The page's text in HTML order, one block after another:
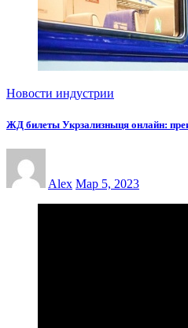
Новости индустрии
ЖД билеты Укрзализныця онлайн:
Alex Мар 5, 2023